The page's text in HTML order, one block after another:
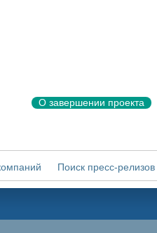
О завершении проекта
Поиск пресс-релизов